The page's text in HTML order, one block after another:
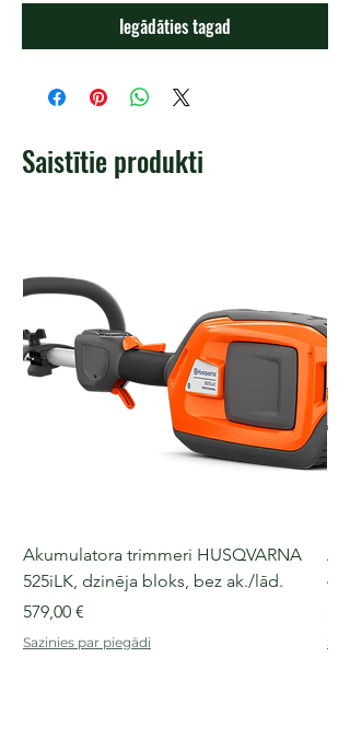
Iegādāties tagad
Saistītie produkti
Akumulatora trimmeri HUSQVARNA
525iLK, dzinēja bloks, bez ak./lād.
Cena
579,00 €
Sazinies par piegādi